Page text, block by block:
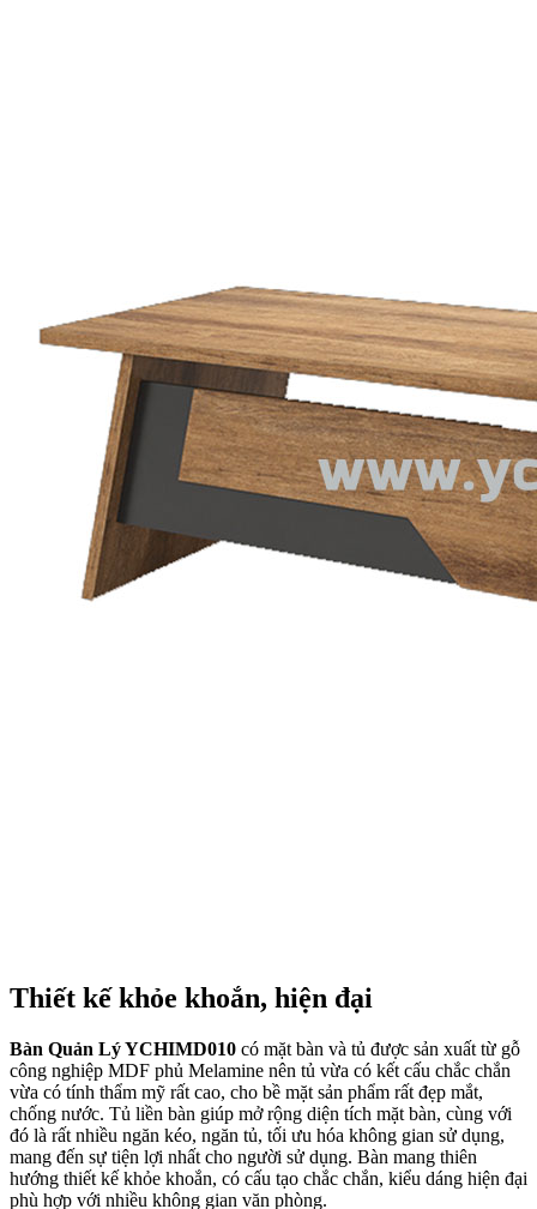
Thiết kế khỏe khoắn, hiện đại
Bàn Quản Lý YCHIMD010 có mặt bàn và tủ được sản xuất từ gỗ
công nghiệp MDF phủ Melamine nên tủ vừa có kết cấu chắc chắn
vừa có tính thẩm mỹ rất cao, cho bề mặt sản phẩm rất đẹp mắt,
chống nước. Tủ liền bàn giúp mở rộng diện tích mặt bàn, cùng với
đó là rất nhiều ngăn kéo, ngăn tủ, tối ưu hóa không gian sử dụng,
mang đến sự tiện lợi nhất cho người sử dụng. Bàn mang thiên
hướng thiết kế khỏe khoắn, có cấu tạo chắc chắn, kiểu dáng hiện đại
phù hợp với nhiều không gian văn phòng.